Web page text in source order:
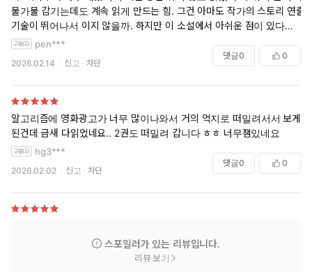
물가물 감기는데도 계속 읽게 만드는 힘. 그건 아마도 작가의 스토리 연출
기술이 뛰어나서 이지 않을까. 하지만 이 소설에서 아쉬운 점이 있다면 니
나의 캐릭터가 후반에 붕괴한다는 거고, 엔조도 일관성 있지 않다는 거.
아쉬운 점이 많지만 그럼에도 불구하고 별은 당연히 5개. 최근 읽은 책 중
에서 이보다 몰임감 있는 책은 없었다.
pen***
2026.02.14 신고 차단
댓글0 0
알고리즘에 영화광고가 너무 많이나와서 거의 억지로 떠밀려서서 보게된
된건데 금새 다읽었네요.. 2권도 떠밀려 갑니다 ㅎㅎ 너무잼있네요
hg3***
2026.02.02 신고 차단
댓글0 0
스포일러가 있는 리뷰입니다.
리뷰 보기